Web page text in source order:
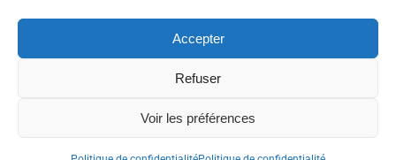
Accepter
Refuser
Voir les préférences
Mairie de Condrieu | Copyright © 2023 |Mentions légales
Thierry Caizes Freelance| Photos parOmbre et Matière - Photographe